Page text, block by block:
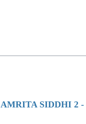
AMRITA SIDDHI 2